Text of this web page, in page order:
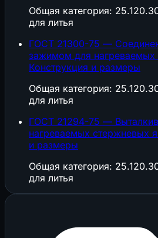
Общая категория:
для литья
ГОСТ 21300-75 —
зажимом для
Конструкция и размеры
Общая категория:
для литья
ГОСТ 21294-75 —
нагреваемых стержневых
и размеры
Общая категория:
для литья